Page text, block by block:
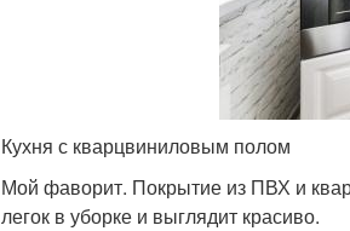
Кухня с кварцвиниловым полом
Мой фаворит. Покрытие из ПВХ и
легок в уборке и выглядит красиво.